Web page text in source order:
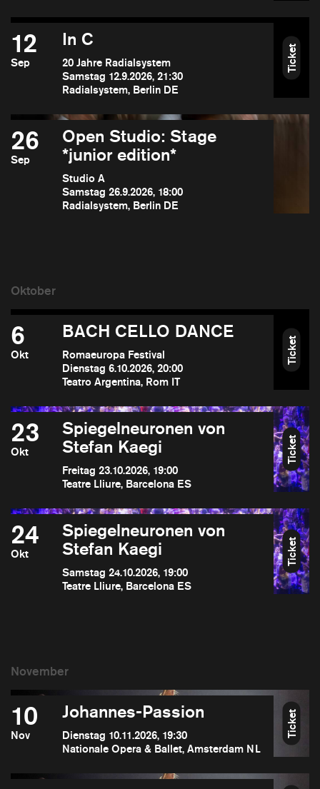
12
Sep
In C
20 Jahre Radialsystem
Samstag 12.9.2026, 21:30
Radialsystem, Berlin DE
Ticket
26
Sep
Open Studio: Stage
*junior edition*
Studio A
Samstag 26.9.2026, 18:00
Radialsystem, Berlin DE
6
Okt
BACH CELLO DANCE
Romaeuropa Festival
Dienstag 6.10.2026, 20:00
Teatro Argentina, Rom IT
Ticket
23
Okt
Spiegelneuronen von
Stefan Kaegi
Freitag 23.10.2026, 19:00
Teatre Lliure, Barcelona ES
Ticket
24
Okt
Spiegelneuronen von
Stefan Kaegi
Samstag 24.10.2026, 19:00
Teatre Lliure, Barcelona ES
Ticket
10
Nov
Johannes-Passion
Dienstag 10.11.2026, 19:30
Nationale Opera & Ballet, Amsterdam NL
Ticket